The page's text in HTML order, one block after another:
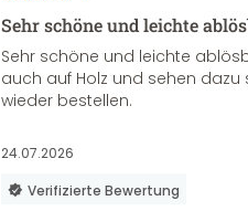
Sehr schöne und leichte
Sehr schöne und leichte
auch auf Holz und sehen
wieder bestellen.
24.07.2026
Verifizierte Bewertung